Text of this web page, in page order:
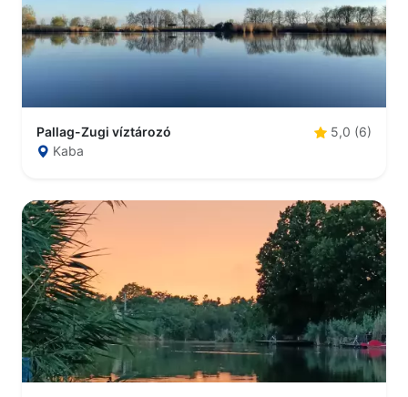
Pallag-Zugi víztározó
5,0 (6)
Kaba